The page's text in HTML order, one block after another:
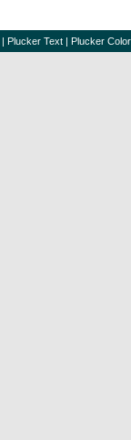
| Plucker Text | Plucker Color